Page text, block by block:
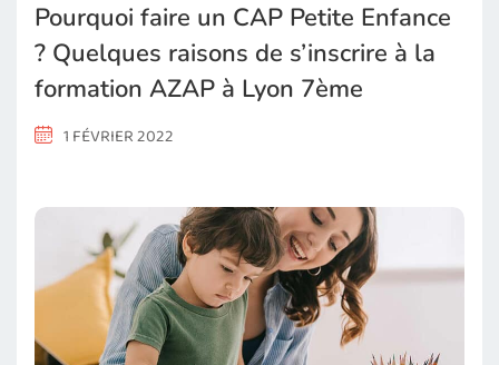
Pourquoi faire un CAP Petite Enfance
? Quelques raisons de s’inscrire à la
formation AZAP à Lyon 7ème
1 FÉVRIER 2022